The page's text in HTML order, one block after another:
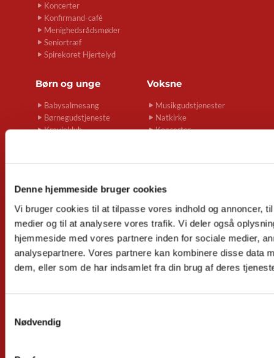
Denne hjemmeside bruger cookies
Vi bruger cookies til at tilpasse vores indhold og annoncer,
medier og til at analysere vores trafik. Vi deler også
hjemmeside med vores partnere inden for sociale medier,
analysepartnere. Vores partnere kan kombinere disse data
dem, eller som de har indsamlet fra din brug af deres
Nødvendig
Koncerter
Konfirmand-café
Menighedsrådsmøder
Seniortræf
Spirekoret Hjertelyd
Børn og unge
Babysalmesang
Børnegudstjeneste
Kravleklub
Spirekoret Hjertelyd
Sorggruppe for unge
mellem 25-45 år
Sorg og Skrivning for
unge
Voksne
Musikgudstjenester
Natkirke
Koncerter
Fællessang
Foredrag
Kig Ind
Seniortræf
Sorggrupper
Livets gang
Konfirmation